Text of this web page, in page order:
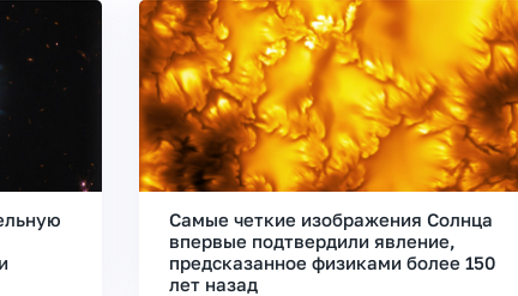
Самые четкие изображения Солнца
впервые подтвердили явление,
предсказанное физиками более 150
лет назад